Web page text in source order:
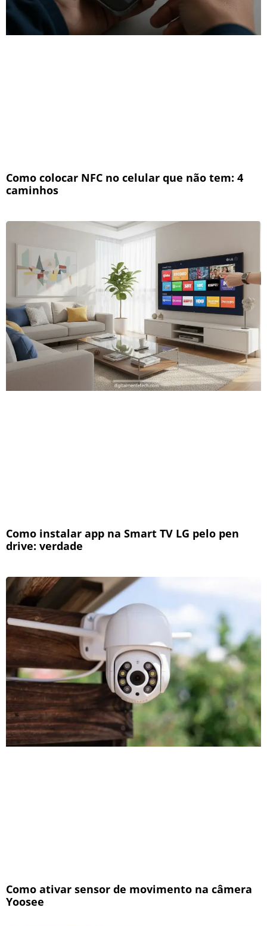
Como colocar NFC no celular que não tem: 4
caminhos
Como instalar app na Smart TV LG pelo pen
drive: verdade
Como ativar sensor de movimento na câmera
Yoosee